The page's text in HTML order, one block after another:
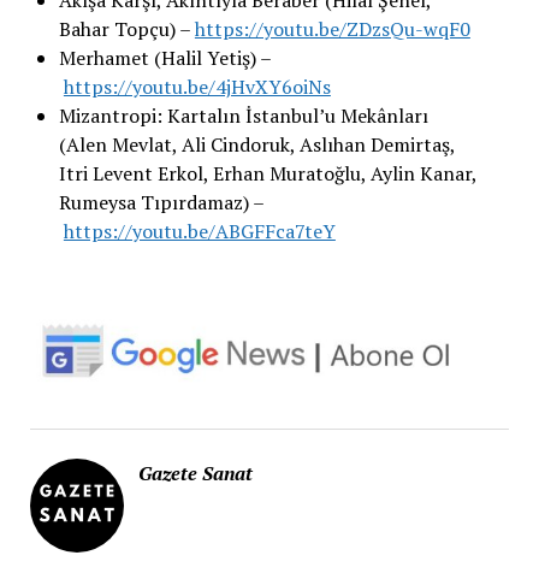
Bahar Topçu) –https://youtu.be/ZDzsQu-wqF0
Merhamet (Halil Yetiş) –
https://youtu.be/4jHvXY6oiNs
Mizantropi: Kartalın İstanbul’u Mekânları
(Alen Mevlat, Ali Cindoruk, Aslıhan Demirtaş,
Itri Levent Erkol, Erhan Muratoğlu, Aylin Kanar,
Rumeysa Tıpırdamaz) –
https://youtu.be/ABGFFca7teY
Gazete Sanat